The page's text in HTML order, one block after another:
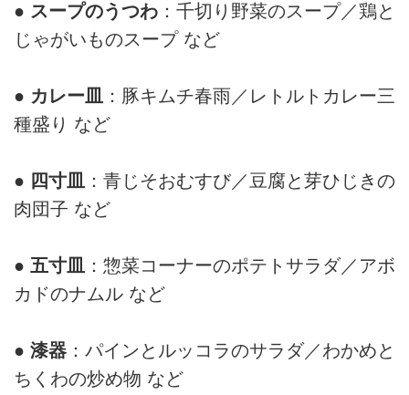
● スープのうつわ ：千切り野菜のスープ／鶏と
じゃがいものスープ など
● カレー皿 ：豚キムチ春雨／レトルトカレー三
種盛り など
● 四寸皿 ：青じそおむすび／豆腐と芽ひじきの
肉団子 など
● 五寸皿 ：惣菜コーナーのポテトサラダ／アボ
カドのナムル など
● 漆器 ：パインとルッコラのサラダ／わかめと
ちくわの炒め物 など